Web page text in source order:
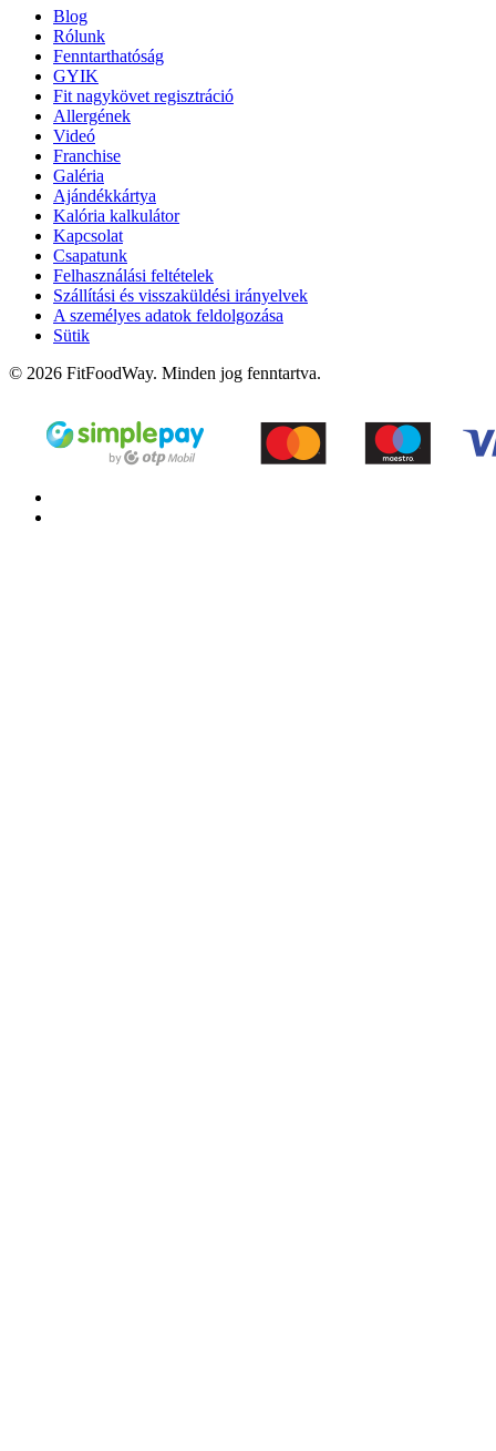
Blog
Rólunk
Fenntarthatóság
GYIK
Fit nagykövet regisztráció
Allergének
Videó
Franchise
Galéria
Ajándékkártya
Kalória kalkulátor
Kapcsolat
Csapatunk
Felhasználási feltételek
Szállítási és visszaküldési irányelvek
A személyes adatok feldolgozása
Sütik
© 2026 FitFoodWay. Minden jog fenntartva.